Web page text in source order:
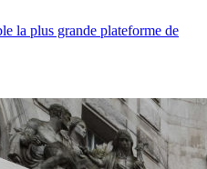
la plus grande plateforme de